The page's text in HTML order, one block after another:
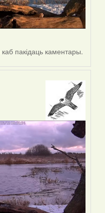
каб пакідаць каментары.